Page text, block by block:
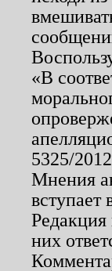
«В
5325/
Мнения
вступает
Редакция
них